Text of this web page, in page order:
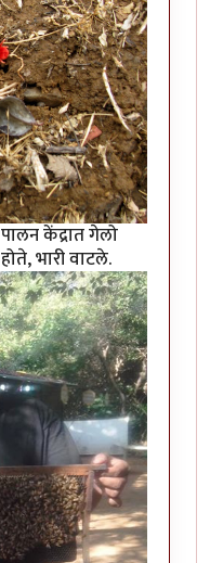
केंद्रात गेलो
भारी वाटले.